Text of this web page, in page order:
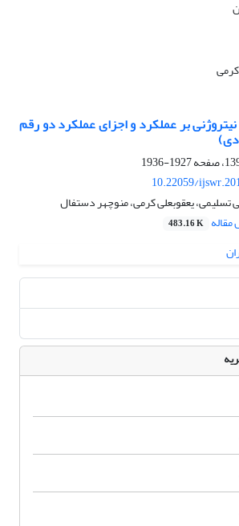
بر عملکرد و اجزای عملکرد دو رقم
1927-1936
10.22059/
تسلیمی، یعقوبعلی کرمی، منوچهر دستفال
483.16 K